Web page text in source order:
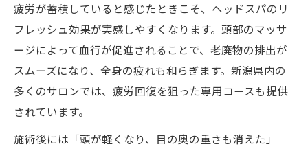
疲労が蓄積していると感じたときこそ、ヘッドスパのリ
フレッシュ効果が実感しやすくなります。頭部のマッサ
ージによって血行が促進されることで、老廃物の排出が
スムーズになり、全身の疲れも和らぎます。新潟県内の
多くのサロンでは、疲労回復を狙った専用コースも提供
されています。
施術後には「頭が軽くなり、目の奥の重さも消えた」